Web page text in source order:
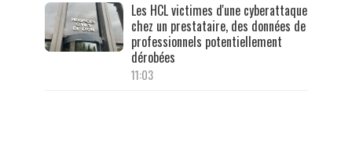
Les HCL victimes d'une cyberattaque
chez un prestataire, des données de
professionnels potentiellement
dérobées
11:03